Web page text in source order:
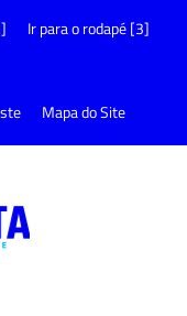
Ir para o rodapé [3]
Mapa do Site